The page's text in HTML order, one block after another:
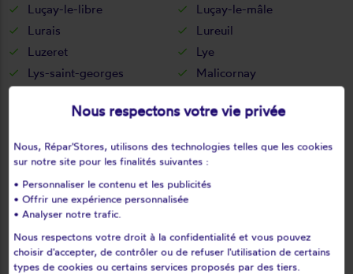
Luçay-le-libre
Luçay-le-mâle
Lurais
Lureuil
Luzeret
Lye
Lys-saint-georges
Malicornay
Mauvières
Menetou-sur-nahon
Mérigny
Mers-sur-indre
Meunet-planches
Meunet-sur-vatan
Mézières-en-brenne
Migny
Montgivray
Montierchaume
Montipouret
Montlevicq
Nous respectons votre vie privée
Nous, Répar'Stores, utilisons des technologies telles que les cookies
sur notre site pour les finalités suivantes :
• Personnaliser le contenu et les publicités
• Offrir une expérience personnalisée
• Analyser notre trafic.
Nous respectons votre droit à la confidentialité et vous pouvez
choisir d'accepter, de contrôler ou de refuser l'utilisation de certains
types de cookies ou certains services proposés par des tiers.